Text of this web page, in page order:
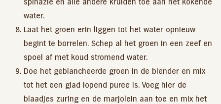
water.
Laat het groen erin liggen tot het water opnieuw
begint te borrelen. Schep al het groen in een zeef en
spoel af met koud stromend water.
Doe het geblancheerde groen in de blender en mix
tot het een glad lopend puree is. Voeg hier de
blaadjes zuring en de marjolein aan toe en mix het